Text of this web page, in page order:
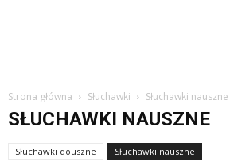
Strona główna Słuchawki Słuchawki nauszne
SŁUCHAWKI NAUSZNE
Słuchawki douszne Słuchawki nauszne